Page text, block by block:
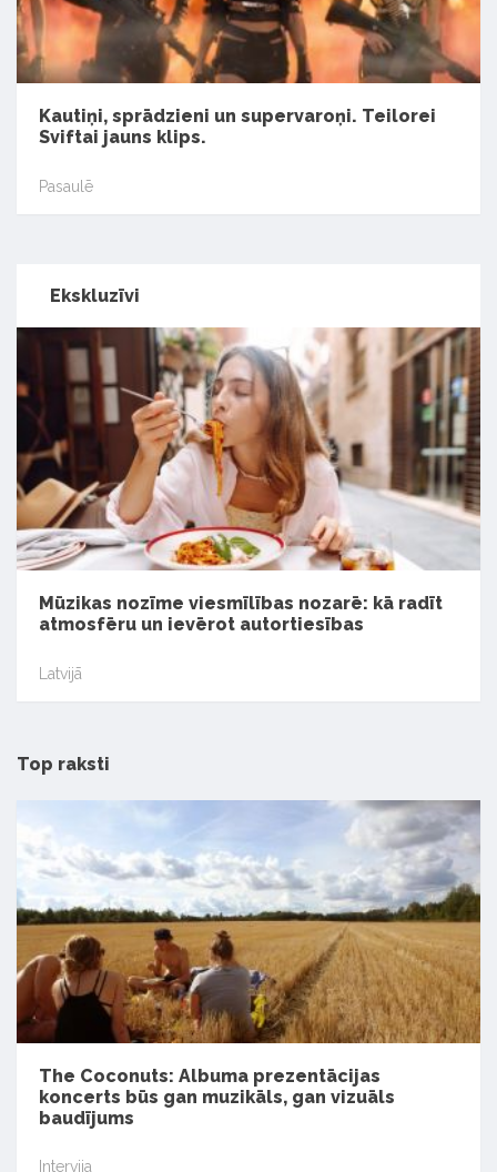
Kautiņi, sprādzieni un supervaroņi. Teilorei
Sviftai jauns klips.
Pasaulē
Ekskluzīvi
Mūzikas nozīme viesmīlības nozarē: kā radīt
atmosfēru un ievērot autortiesības
Latvijā
Top raksti
The Coconuts: Albuma prezentācijas
koncerts būs gan muzikāls, gan vizuāls
baudījums
Intervija